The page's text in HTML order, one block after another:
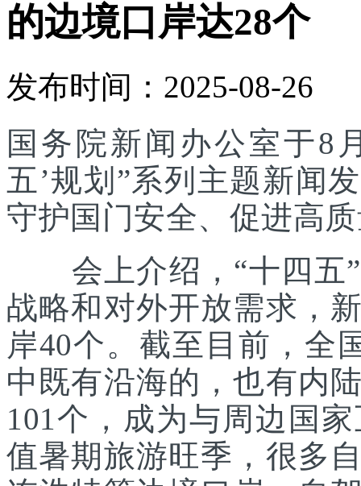
的边境口岸达28个
发布时间：2025-08-26
国务院新闻办公室于8
五’规划”系列主题新闻
守护国门安全、促进高
会上介绍，“十四五”
战略和对外开放需求，
岸40个。截至目前，全
中既有沿海的，也有内
101个，成为与周边国
值暑期旅游旺季，很多